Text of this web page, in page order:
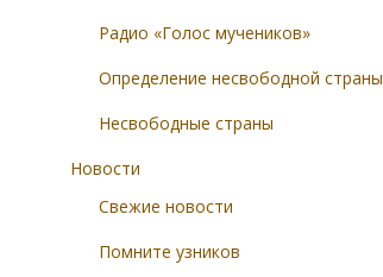
Радио «Голос мучеников»
Определение несвободной страны
Несвободные страны
Новости
Свежие новости
Помните узников